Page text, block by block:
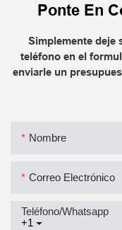
Ponte En
Simplemente deje
teléfono en el
enviarle un
Nombre
Correo Electrónico
+1
Teléfono/whatsapp